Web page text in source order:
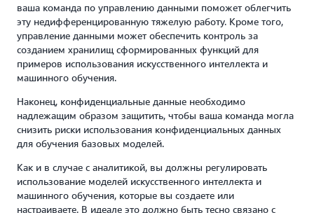
ваша команда по управлению данными поможет облегчить
эту недифференцированную тяжелую работу. Кроме того,
управление данными может обеспечить контроль за
созданием хранилищ сформированных функций для
примеров использования искусственного интеллекта и
машинного обучения.
Наконец, конфиденциальные данные необходимо
надлежащим образом защитить, чтобы ваша команда могла
снизить риски использования конфиденциальных данных
для обучения базовых моделей.
Как и в случае с аналитикой, вы должны регулировать
использование моделей искусственного интеллекта и
машинного обучения, которые вы создаете или
настраиваете. В идеале это должно быть тесно связано с